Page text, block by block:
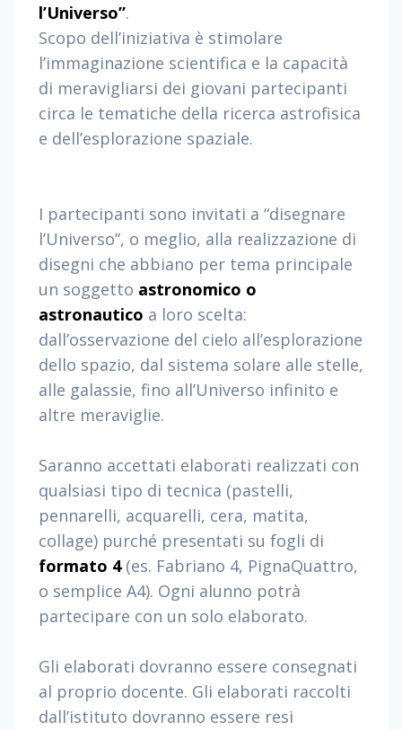
l’Universo”.
Scopo dell’iniziativa è stimolare
l’immaginazione scientifica e la capacità
di meravigliarsi dei giovani partecipanti
circa le tematiche della ricerca astrofisica
e dell’esplorazione spaziale.
t
t
p
s
/
/
w
w
w
.
i
r
m
c
t
i
a
c
m
p
r
e
I partecipanti sono invitati a “disegnare
l’Universo”, o meglio, alla realizzazione di
disegni che abbiano per tema principale
un soggetto astronomico o
astronautico a loro scelta:
dall’osservazione del cielo all’esplorazione
dello spazio, dal sistema solare alle stelle,
alle galassie, fino all’Universo infinito e
altre meraviglie.
Saranno accettati elaborati realizzati con
qualsiasi tipo di tecnica (pastelli,
pennarelli, acquarelli, cera, matita,
collage) purché presentati su fogli di
formato 4(es. Fabriano 4, PignaQuattro,
o semplice A4). Ogni alunno potrà
partecipare con un solo elaborato.
Gli elaborati dovranno essere consegnati
al proprio docente. Gli elaborati raccolti
dall’istituto dovranno essere resi